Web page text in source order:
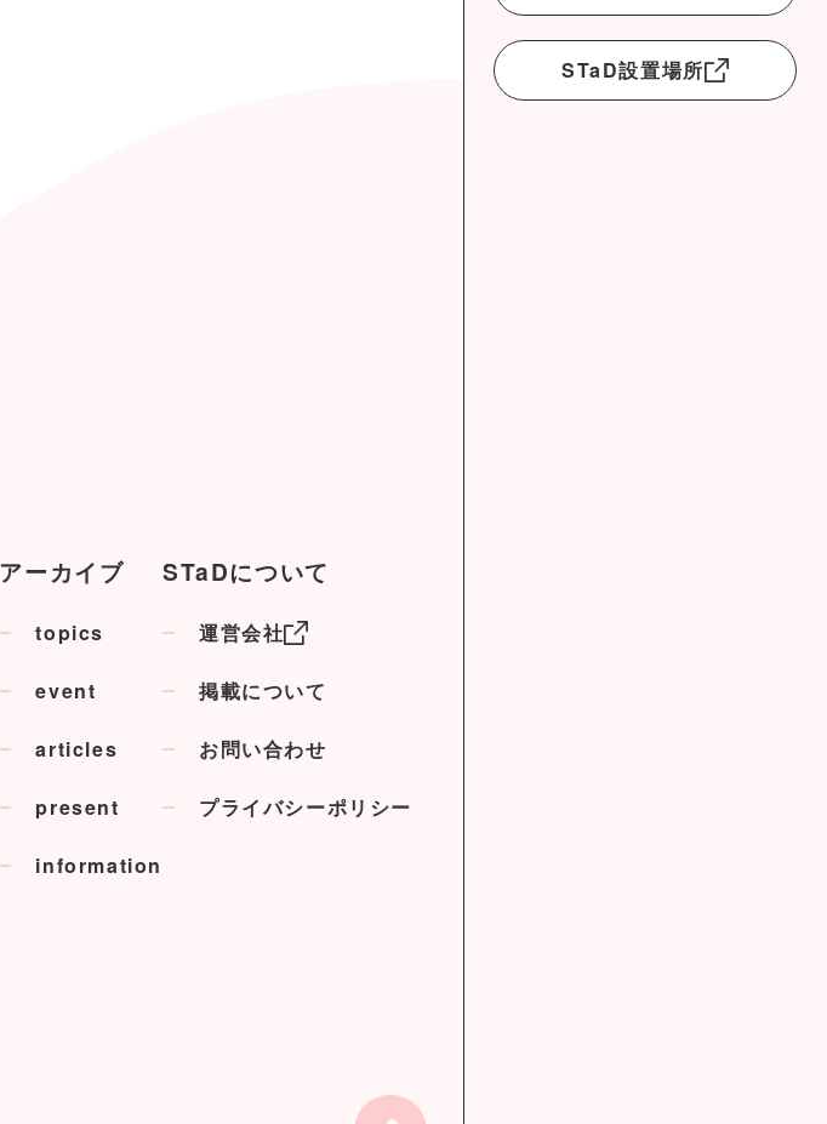
アーカイブ
topics
event
articles
present
information
STaDについて
運営会社
掲載について
お問い合わせ
プライバシーポリシー
STaD設置場所